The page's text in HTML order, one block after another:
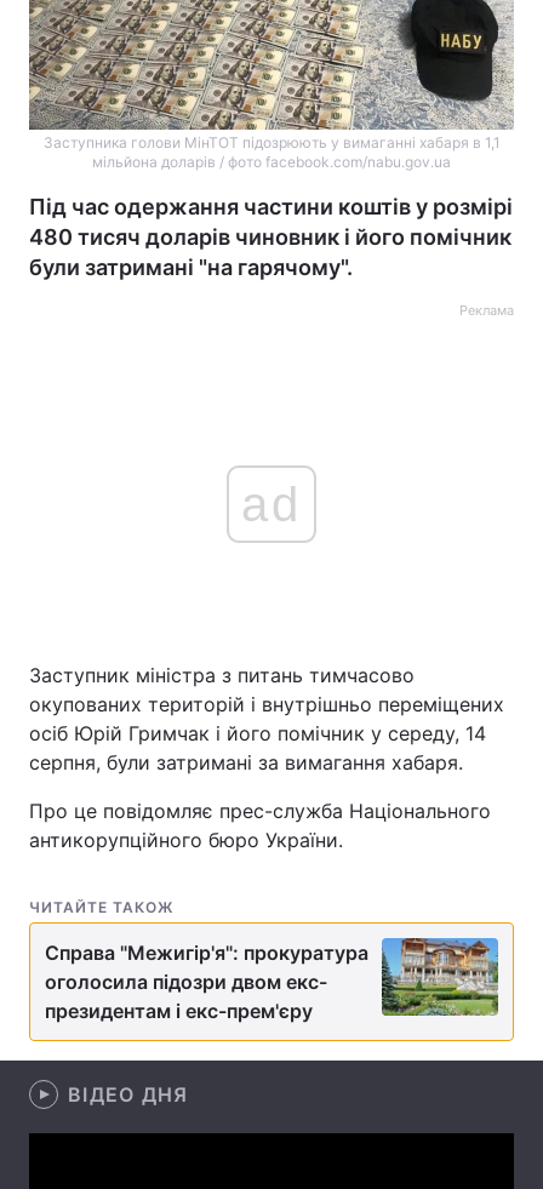
Україна Політика
Економіка Світ
Спорт Наука
Зброя
Здоров'я Туризм
Цікавинки Погода
Заступника голови МінТОТ підозрюють у вимаганні хабаря в 1,1
мільйона доларів / фото facebook.com/nabu.gov.ua
Під час одержання частини коштів у розмірі
480 тисяч доларів чиновник і його помічник
були затримані "на гарячому".
Реклама
ad
Заступник міністра з питань тимчасово
окупованих територій і внутрішньо переміщених
осіб Юрій Гримчак і його помічник у середу, 14
серпня, були затримані за вимагання хабаря.
Про це повідомляє прес-служба Національного
антикорупційного бюро України.
ЧИТАЙТЕ ТАКОЖ
Справа "Межигір'я": прокуратура
оголосила підозри двом екс-
президентам і екс-прем'єру
ВІДЕО ДНЯ